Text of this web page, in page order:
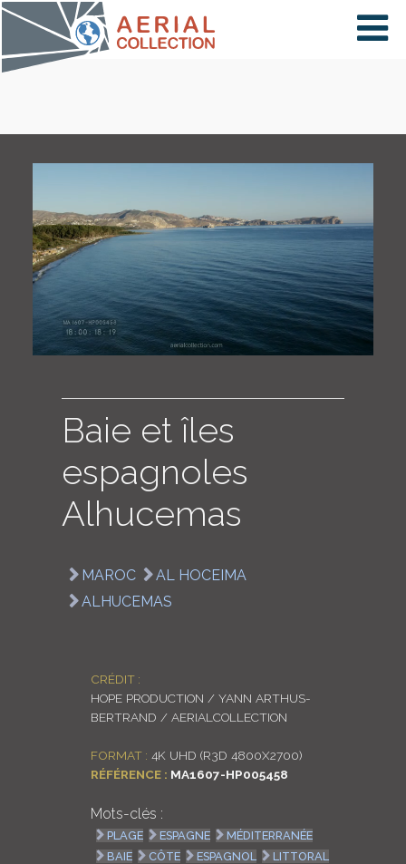
×
CARTE
COLLECTIONS
Baie et îles
espagnoles
Alhucemas
MAROC
AL HOCEIMA
ALHUCEMAS
CRÉDIT :
HOPE PRODUCTION / YANN ARTHUS-
BERTRAND / AERIALCOLLECTION
FORMAT : 4K UHD (R3D 4800X2700)
RÉFÉRENCE : MA1607-HP005458
Mots-clés :
PLAGE ESPAGNE
MÉDITERRANÉE
BAIE
CÔTE ESPAGNOL
LITTORAL